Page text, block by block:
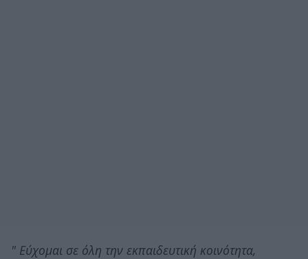
" Εύχομαι σε όλη την εκπαιδευτική κοινότητα,